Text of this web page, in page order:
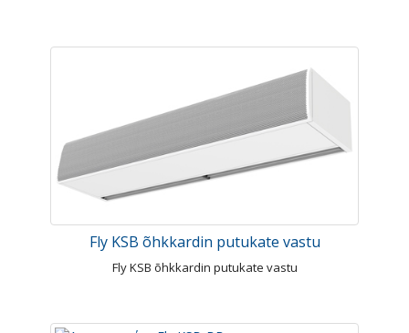
Fly KSB õhkkardin putukate vastu
Fly KSB õhkkardin putukate vastu